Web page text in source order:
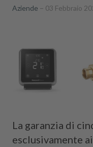
Aziende 03 Febbraio
La garanzia di
esclusivamente